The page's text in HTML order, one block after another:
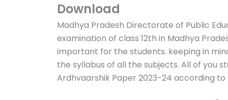
Download
Madhya Pradesh Directorate of Public
examination of class 12th in Madhya
important for the students. keeping in
the syllabus of all the subjects. All of you
Ardhvaarshik Paper 2023-24 according to